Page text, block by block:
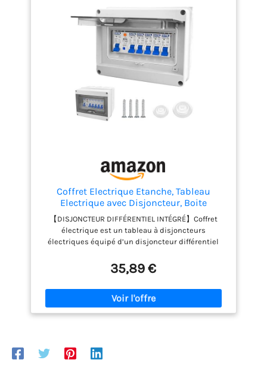
Coffret Electrique Etanche, Tableau
Electrique avec Disjoncteur, Boite
multiprise IP65 pour
Caravanes/Garages/Ateliers/Villas,
Bornier Electrique avec Disjoncteur 63A
CA 3x16A + 20A + 32A
【DISJONCTEUR DIFFÉRENTIEL INTÉGRÉ】Coffret
électrique est un tableau à disjoncteurs
électriques équipé d’un disjoncteur différentiel
une protection fiable contre les courts-circuits et
les défauts à la terre, déclenchant en millisecondes
pour prévenir tout risque d’électrocution. Idéal pour
remplacer ou compléter vos disjoncteur 16A ou
disjoncteur 32A dans un tableau électrique 1 rangée
étanche extérieur offre une barrière complète
35,89 €